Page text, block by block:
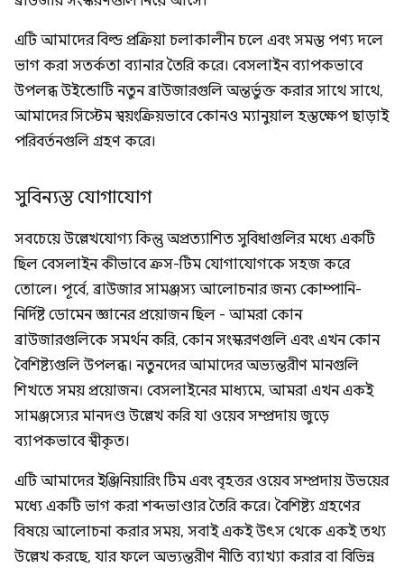
এটি আমাদের বিল্ড প্রক্রিয়া চলাকালীন চলে এবং সমস্ত পণ্য দলে
ভাগ করা সতর্কতা ব্যানার তৈরি করে। বেসলাইন ব্যাপকভাবে
উপলব্ধ উইন্ডোটি নতুন ব্রাউজারগুলি অন্তর্ভুক্ত করার সাথে সাথে,
আমাদের সিস্টেম স্বয়ংক্রিয়ভাবে কোনও ম্যানুয়াল হস্তক্ষেপ ছাড়াই
পরিবর্তনগুলি গ্রহণ করে।
সুবিন্যস্ত যোগাযোগ
সবচেয়ে উল্লেখযোগ্য কিন্তু অপ্রত্যাশিত সুবিধাগুলির মধ্যে একটি
ছিল বেসলাইন কীভাবে ক্রস-টিম যোগাযোগকে সহজ করে
তোলে। পূর্বে, ব্রাউজার সামঞ্জস্য আলোচনার জন্য কোম্পানি-
নির্দিষ্ট ডোমেন জ্ঞানের প্রয়োজন ছিল - আমরা কোন
ব্রাউজারগুলিকে সমর্থন করি, কোন সংস্করণগুলি এবং এখন কোন
বৈশিষ্ট্যগুলি উপলব্ধ। নতুনদের আমাদের অভ্যন্তরীণ মানগুলি
শিখতে সময় প্রয়োজন। বেসলাইনের মাধ্যমে, আমরা এখন একই
সামঞ্জস্যের মানদণ্ড উল্লেখ করি যা ওয়েব সম্প্রদায় জুড়ে
ব্যাপকভাবে স্বীকৃত।
এটি আমাদের ইঞ্জিনিয়ারিং টিম এবং বৃহত্তর ওয়েব সম্প্রদায় উভয়ের
মধ্যে একটি ভাগ করা শব্দভাণ্ডার তৈরি করে। বৈশিষ্ট্য গ্রহণের
বিষয়ে আলোচনা করার সময়, সবাই একই উৎস থেকে একই তথ্য
উল্লেখ করছে, যার ফলে অভ্যন্তরীণ নীতি ব্যাখ্যা করার বা বিভিন্ন